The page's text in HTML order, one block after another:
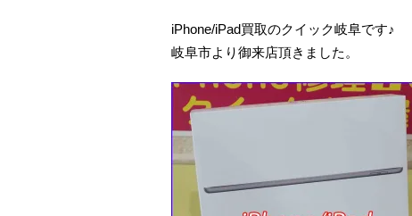
iPhone/iPad買取のクイック岐阜です♪
岐阜市より御来店頂きました。